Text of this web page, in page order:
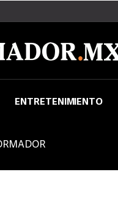
ENTRETENIMIENTO